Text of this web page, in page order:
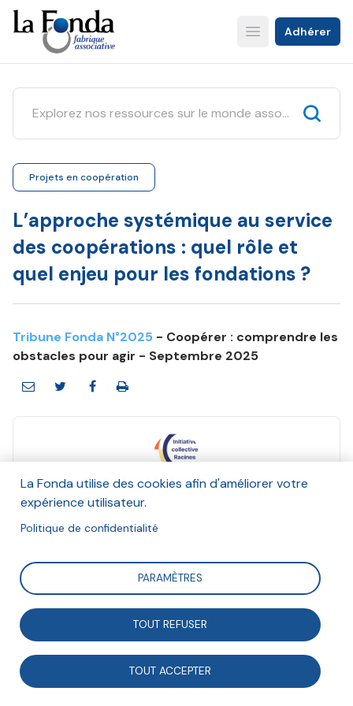
Aller
au
contenu
principal
Open main menu
Adhérer
Projets en coopération
L’approche systémique au service
des coopérations : quel rôle et
quel enjeu pour les fondations ?
Tribune Fonda N°2025 - Coopérer : comprendre les
obstacles pour agir - Septembre 2025
Initiative collective Racines
Septembre 2025
Changement climatique, aggravation des clivages et
des inégalités, menaces sur la paix et sur les droits
humains, disruptions technologiques : face à
l’intensification des tensions dans un monde de plus
La Fonda utilise des cookies afin d'améliorer votre
expérience utilisateur.
Politique de confidentialité
PARAMÈTRES
TOUT REFUSER
TOUT ACCEPTER